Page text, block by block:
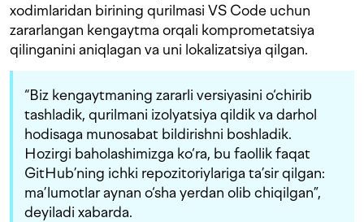
xodimlaridan birining qurilmasi VS Code uchun
zararlangan kengaytma orqali komprometatsiya
qilinganini aniqlagan va uni lokalizatsiya qilgan.
“Biz kengaytmaning zararli versiyasini o‘chirib
tashladik, qurilmani izolyatsiya qildik va darhol
hodisaga munosabat bildirishni boshladik.
Hozirgi baholashimizga ko‘ra, bu faollik faqat
GitHub’ning ichki repozitoriylariga ta’sir qilgan:
ma’lumotlar aynan o‘sha yerdan olib chiqilgan”,
deyiladi xabarda.